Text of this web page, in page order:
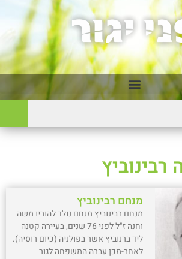
מנחם רבינוביץ
מנחם רבינוביץ מנחם נולד להוריו משה
וחנה ז"ל לפני 76 שנים, בעיירה קטנה
ליד ברנוביץ אשר בפולניה (כיום רוסיה).
לאחר-מכן עברה המשפחה לגור